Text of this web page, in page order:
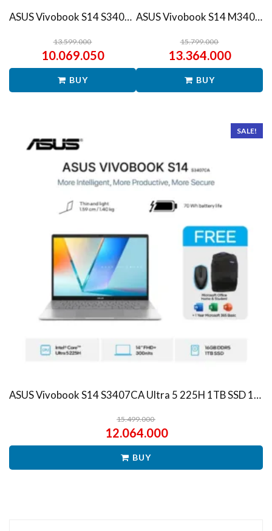
ASUS Vivobook S14 S3407QA – IPSP151M – Matte Gray
13.599.000
10.069.050
BUY
ASUS Vivobook S14 M3407HA Ryzen 7 260 1TB SSD 16GB WUXGA IPS Win11+OHS
15.799.000
13.364.000
BUY
SALE!
ASUS Vivobook S14 S3407CA Ultra 5 225H 1TB SSD 16GB WUXGA IPS Win11+OHS
15.499.000
12.064.000
BUY